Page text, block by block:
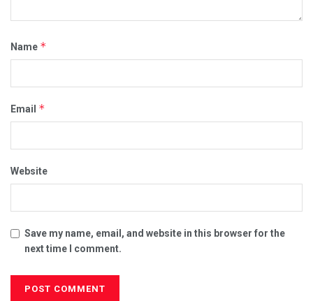
Name *
Email *
Website
Save my name, email, and website in this browser for the
next time I comment.